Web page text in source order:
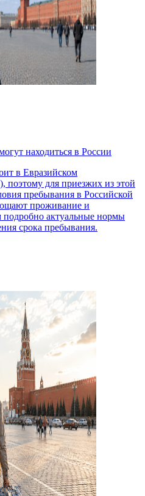
находиться в России
в Евразийском
для приезжих из этой
пребывания в Российской
проживание и
подробно актуальные нормы
срока пребывания.